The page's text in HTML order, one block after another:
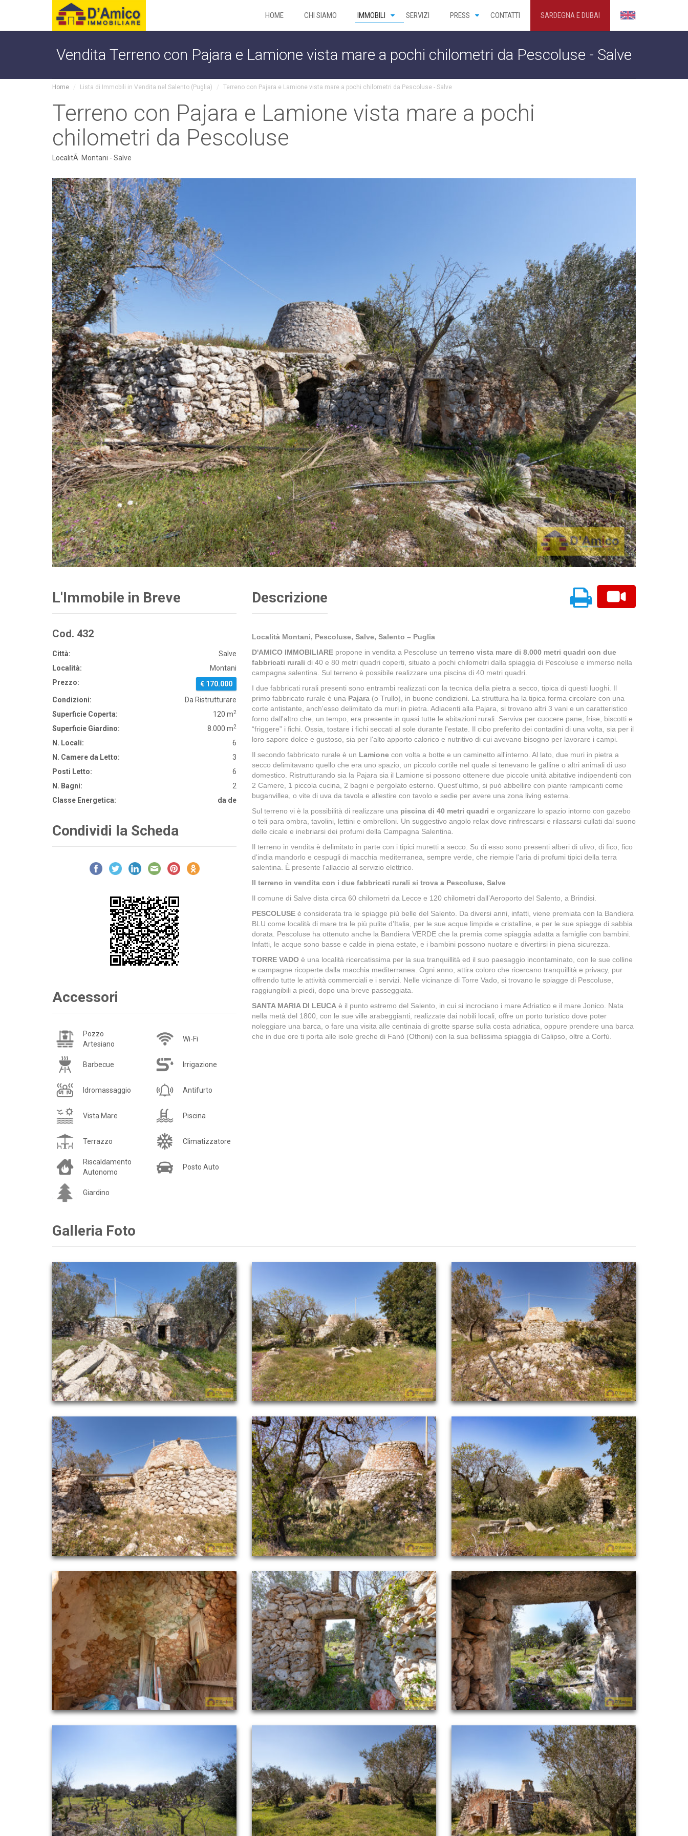
HOME CHI SIAMO IMMOBILI SERVIZI PRESS CONTATTI SARDEGNA E DUBAI
Vendita Terreno con Pajara e Lamione vista mare a pochi chilometri da Pescoluse - Salve
Home Lista di Immobili in Vendita nel Salento (Puglia) Terreno con Pajara e Lamione vista mare a pochi chilometri da Pescoluse - Salve
Terreno con Pajara e Lamione vista mare a pochi
chilometri da Pescoluse
LocalitÃ Montani - Salve
L'Immobile in Breve
Cod. 432
Città:
Salve
Località:
Montani
Prezzo:
€ 170.000
Condizioni:
Da Ristrutturare
Superficie Coperta:
120 m2
Superficie Giardino: 8.000 m2
N. Locali:
6
N. Camere da Letto:
3
Posti Letto:
6
N. Bagni:
2
Classe Energetica:
da de
Condividi la Scheda
Accessori
Pozzo
Artesiano
Wi-Fi
Barbecue Irrigazione
Idromassaggio Antifurto
Vista Mare Piscina
Terrazzo Climatizzatore
Riscaldamento
Autonomo
Posto Auto
Giardino
Descrizione
Località Montani, Pescoluse, Salve, Salento – Puglia
D'AMICO IMMOBILIARE propone in vendita a Pescoluse un terreno vista mare di 8.000 metri quadri con due
fabbricati rurali di 40 e 80 metri quadri coperti, situato a pochi chilometri dalla spiaggia di Pescoluse e immerso nella
campagna salentina. Sul terreno è possibile realizzare una piscina di 40 metri quadri.
I due fabbricati rurali presenti sono entrambi realizzati con la tecnica della pietra a secco, tipica di questi luoghi. Il
primo fabbricato rurale è una Pajara (o Trullo), in buone condizioni. La struttura ha la tipica forma circolare con una
corte antistante, anch'esso delimitato da muri in pietra. Adiacenti alla Pajara, si trovano altri 3 vani e un caratteristico
forno dall'altro che, un tempo, era presente in quasi tutte le abitazioni rurali. Serviva per cuocere pane, frise, biscotti e
“friggere” i fichi. Ossia, tostare i fichi seccati al sole durante l'estate. Il cibo preferito dei contadini di una volta, sia per il
loro sapore dolce e gustoso, sia per l'alto apporto calorico e nutritivo di cui avevano bisogno per lavorare i campi.
Il secondo fabbricato rurale è un Lamione con volta a botte e un caminetto all'interno. Al lato, due muri in pietra a
secco delimitavano quello che era uno spazio, un piccolo cortile nel quale si tenevano le galline o altri animali di uso
domestico. Ristrutturando sia la Pajara sia il Lamione si possono ottenere due piccole unità abitative indipendenti con
2 Camere, 1 piccola cucina, 2 bagni e pergolato esterno. Quest'ultimo, si può abbellire con piante rampicanti come
buganvillea, o vite di uva da tavola e allestire con tavolo e sedie per avere una zona living esterna.
Sul terreno vi è la possibilità di realizzare una piscina di 40 metri quadri e organizzare lo spazio intorno con gazebo
o teli para ombra, tavolini, lettini e ombrelloni. Un suggestivo angolo relax dove rinfrescarsi e rilassarsi cullati dal suono
delle cicale e inebriarsi dei profumi della Campagna Salentina.
Il terreno in vendita è delimitato in parte con i tipici muretti a secco. Su di esso sono presenti alberi di ulivo, di fico, fico
d'india mandorlo e cespugli di macchia mediterranea, sempre verde, che riempie l'aria di profumi tipici della terra
salentina. È presente l'allaccio al servizio elettrico.
Il terreno in vendita con i due fabbricati rurali si trova a Pescoluse, Salve
Il comune di Salve dista circa 60 chilometri da Lecce e 120 chilometri dall’Aeroporto del Salento, a Brindisi.
PESCOLUSE è considerata tra le spiagge più belle del Salento. Da diversi anni, infatti, viene premiata con la Bandiera
BLU come località di mare tra le più pulite d’Italia, per le sue acque limpide e cristalline, e per le sue spiagge di sabbia
dorata. Pescoluse ha ottenuto anche la Bandiera VERDE che la premia come spiaggia adatta a famiglie con bambini.
Infatti, le acque sono basse e calde in piena estate, e i bambini possono nuotare e divertirsi in piena sicurezza.
TORRE VADO è una località ricercatissima per la sua tranquillità ed il suo paesaggio incontaminato, con le sue colline
e campagne ricoperte dalla macchia mediterranea. Ogni anno, attira coloro che ricercano tranquillità e privacy, pur
offrendo tutte le attività commerciali e i servizi. Nelle vicinanze di Torre Vado, si trovano le spiagge di Pescoluse,
raggiungibili a piedi, dopo una breve passeggiata.
SANTA MARIA DI LEUCA è il punto estremo del Salento, in cui si incrociano i mare Adriatico e il mare Jonico. Nata
nella metà del 1800, con le sue ville arabeggianti, realizzate dai nobili locali, offre un porto turistico dove poter
noleggiare una barca, o fare una visita alle centinaia di grotte sparse sulla costa adriatica, oppure prendere una barca
che in due ore ti porta alle isole greche di Fanò (Othoni) con la sua bellissima spiaggia di Calipso, oltre a Corfù.
Galleria Foto